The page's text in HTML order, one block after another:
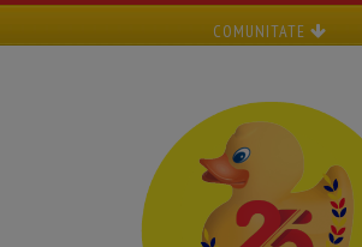
COMUNITATE